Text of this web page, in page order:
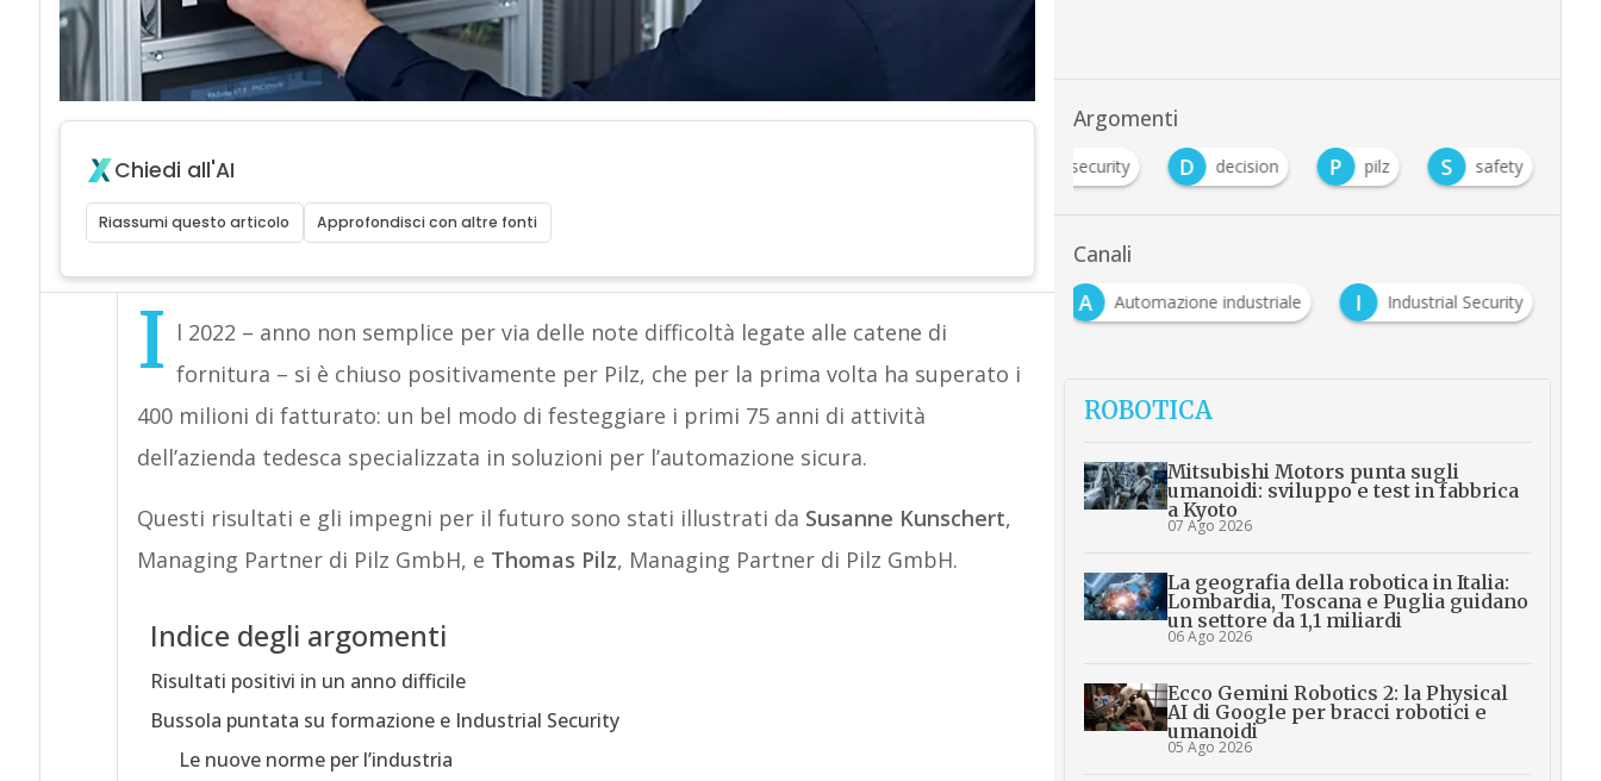
Chiedi all'AI
Riassumi questo articolo Approfondisci con altre fonti
I l 2022 – anno non semplice per via delle note difficoltà legate alle catene di
fornitura – si è chiuso positivamente per Pilz, che per la prima volta ha superato i
400 milioni di fatturato: un bel modo di festeggiare i primi 75 anni di attività
dell’azienda tedesca specializzata in soluzioni per l’automazione sicura.
Questi risultati e gli impegni per il futuro sono stati illustrati da Susanne Kunschert,
Managing Partner di Pilz GmbH, e Thomas Pilz, Managing Partner di Pilz GmbH.
Indice degli argomenti
Risultati positivi in un anno difficile
Bussola puntata su formazione e Industrial Security
Le nuove norme per l’industria
Argomenti
cyber security D decision P pilz S safety
Canali
A
Automazione industriale I Industrial Security
ROBOTICA
Mitsubishi Motors punta sugli
umanoidi: sviluppo e test in fabbrica
a Kyoto
07 Ago 2026
La geografia della robotica in Italia:
Lombardia, Toscana e Puglia guidano
un settore da 1,1 miliardi
06 Ago 2026
Ecco Gemini Robotics 2: la Physical
AI di Google per bracci robotici e
umanoidi
05 Ago 2026